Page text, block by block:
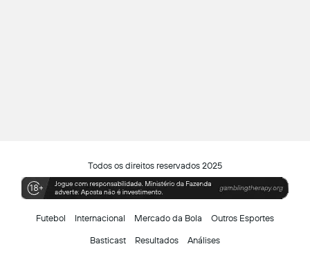
Todos os direitos reservados 2025
Futebol Internacional Mercado da Bola Outros Esportes
Basticast Resultados Análises